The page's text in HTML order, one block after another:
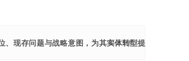
现存问题与战略意图，为其实体转型提供观察样本。
展开更多